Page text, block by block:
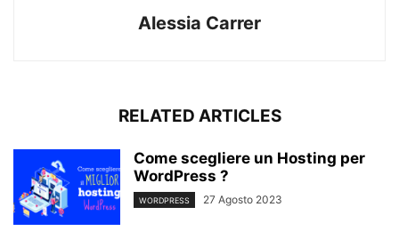
Alessia Carrer
RELATED ARTICLES
Come scegliere un Hosting per
WordPress ?
WORDPRESS 27 Agosto 2023